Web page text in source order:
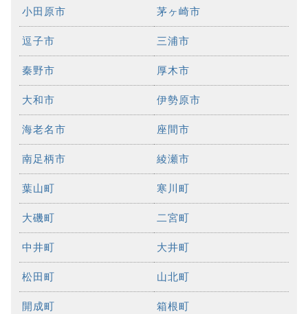
小田原市 茅ヶ崎市
逗子市 三浦市
秦野市 厚木市
大和市 伊勢原市
海老名市 座間市
南足柄市 綾瀬市
葉山町 寒川町
大磯町 二宮町
中井町 大井町
松田町 山北町
開成町 箱根町